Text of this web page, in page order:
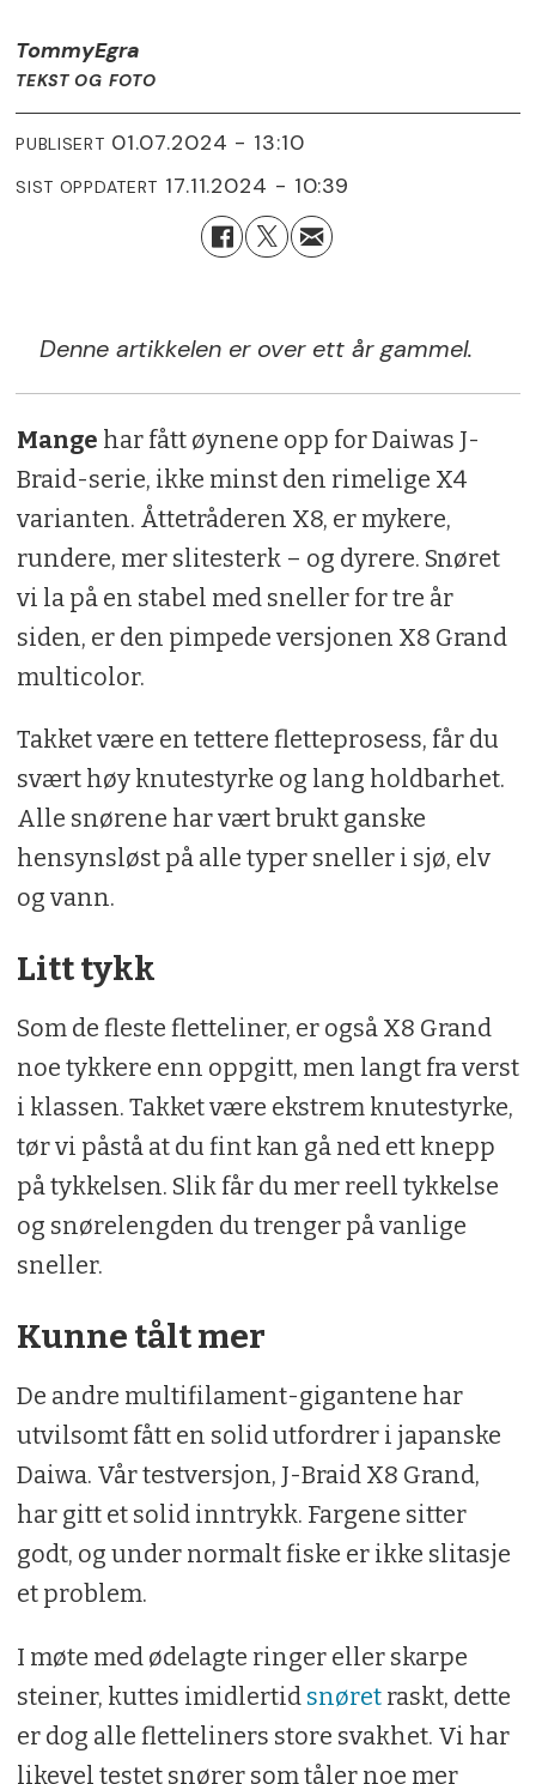
TommyEgra
TEKST OG FOTO
PUBLISERT 01.07.2024 - 13:10
SIST OPPDATERT 17.11.2024 - 10:39
Denne artikkelen er over ett år gammel.
Mange har fått øynene opp for Daiwas J-
Braid-serie, ikke minst den rimelige X4
varianten. Åttetråderen X8, er mykere,
rundere, mer slitesterk – og dyrere. Snøret
vi la på en stabel med sneller for tre år
siden, er den pimpede versjonen X8 Grand
multicolor.
Takket være en tettere fletteprosess, får du
svært høy knutestyrke og lang holdbarhet.
Alle snørene har vært brukt ganske
hensynsløst på alle typer sneller i sjø, elv
og vann.
Litt tykk
Som de fleste fletteliner, er også X8 Grand
noe tykkere enn oppgitt, men langt fra verst
i klassen. Takket være ekstrem knutestyrke,
tør vi påstå at du fint kan gå ned ett knepp
på tykkelsen. Slik får du mer reell tykkelse
og snørelengden du trenger på vanlige
sneller.
Kunne tålt mer
De andre multifilament-gigantene har
utvilsomt fått en solid utfordrer i japanske
Daiwa. Vår testversjon, J-Braid X8 Grand,
har gitt et solid inntrykk. Fargene sitter
godt, og under normalt fiske er ikke slitasje
et problem.
I møte med ødelagte ringer eller skarpe
steiner, kuttes imidlertid snøretraskt, dette
er dog alle fletteliners store svakhet. Vi har
likevel testet snører som tåler noe mer